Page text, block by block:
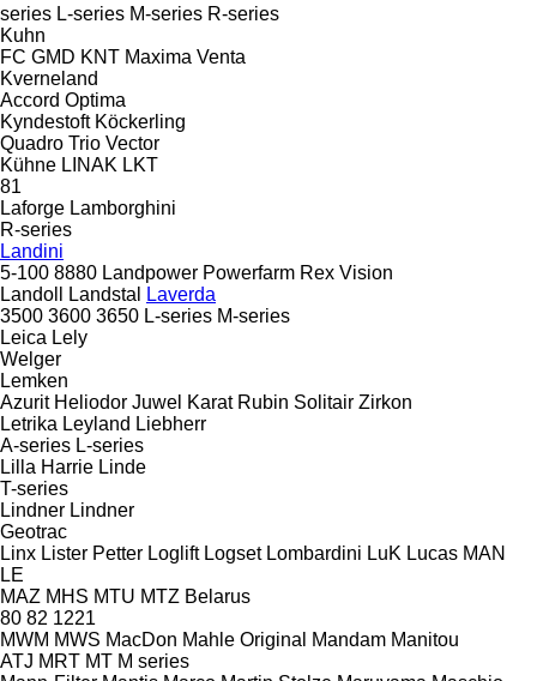
series L-series M-series R-series
Kuhn
FC GMD KNT Maxima Venta
Kverneland
Accord Optima
Kyndestoft Köckerling
Quadro Trio Vector
Kühne LINAK LKT
81
Laforge Lamborghini
R-series
Landini
5-100 8880 Landpower Powerfarm Rex Vision
Landoll
Landstal
Laverda
3500 3600 3650 L-series M-series
Leica Lely
Welger
Lemken
Azurit Heliodor Juwel Karat Rubin Solitair Zirkon
Letrika Leyland Liebherr
A-series L-series
Lilla Harrie Linde
T-series
Lindner Lindner
Geotrac
Linx Lister Petter Loglift Logset Lombardini LuK Lucas MAN
LE
MAZ MHS MTU MTZ Belarus
80 82 1221
MWM MWS MacDon Mahle Original Mandam Manitou
ATJ MRT MT M series